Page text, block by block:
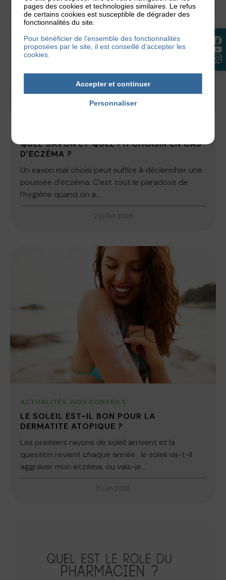
QUEL SAVON ET QUEL PH CHOISIR EN CAS
D’ECZÉMA ?
Un savon mal choisi peut suffire à déclencher une
poussée d’eczéma. C’est tout le paradoxe de
l’hygiène quand on a...
2 juillet 2026
ACTUALITÉS, NOS CONSEILS
LE SOLEIL EST-IL BON POUR LA
DERMATITE ATOPIQUE ?
Les premiers rayons de soleil arrivent et la
question revient chaque année : le soleil va-t-il
aggraver mon eczéma, ou vais-je...
5 juin 2026
pages des cookies et technologies similaires. Le refus
de certains cookies est susceptible de dégrader des
fonctionnalités du site.
Pour bénéficier de l’ensemble des fonctionnalités
proposées par le site, il est conseillé d'accepter les
cookies.
Accepter et continuer
Personnaliser